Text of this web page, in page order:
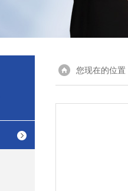
您现在的位置